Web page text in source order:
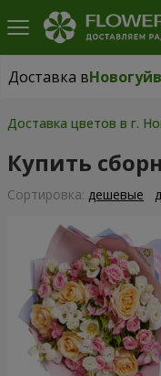
Доставка в
Доставка в
Доставка цветов в г.
Купить
Cортировка: дешевые